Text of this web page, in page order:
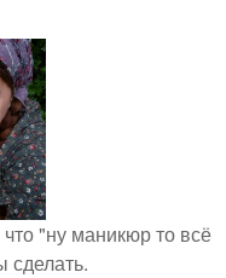
"ну маникюр то всё